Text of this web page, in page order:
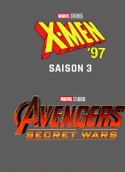
SAISON 3